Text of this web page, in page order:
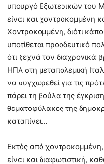
υπουργό Εξωτερικών του
είναι και χοντροκομμένη
Χοντροκομμένη, διότι
υποτίθεται προοδευτικό
ότι ξεχνά τον διαχρονικά
ΗΠΑ στη μεταπολεμική
να συγχωρεθεί για τις
πάρει τη βούλα της
θεματοφύλακες της
καταπίνει…
Εκτός από
είναι και διαφωτιστική,